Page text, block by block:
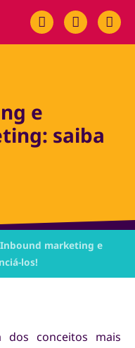
e
saiba
Inbound marketing e
los!
dos conceitos mais